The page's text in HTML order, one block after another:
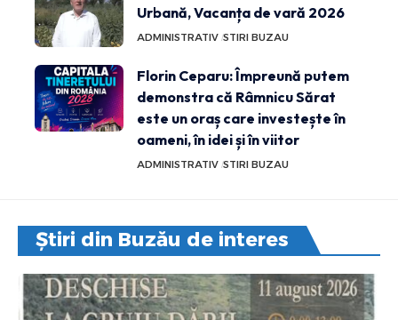
Urbană, Vacanța de vară 2026
ADMINISTRATIV STIRI BUZAU
Florin Ceparu: Împreună putem
demonstra că Râmnicu Sărat
este un oraș care investește în
oameni, în idei și în viitor
ADMINISTRATIV STIRI BUZAU
Știri din Buzău de interes